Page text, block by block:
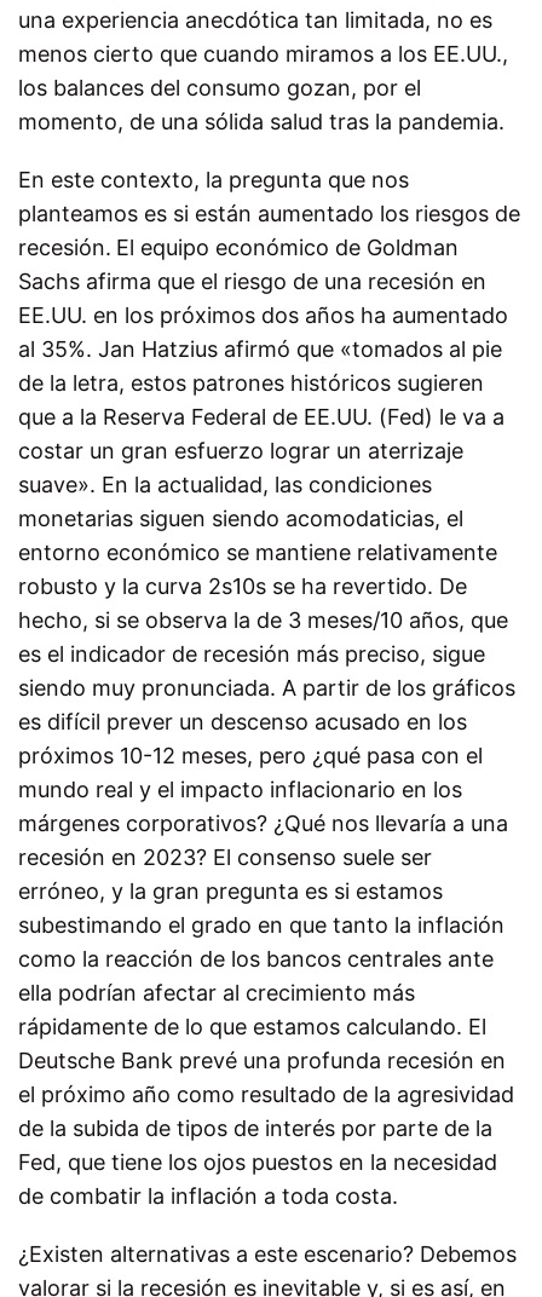
una experiencia anecdótica tan limitada, no es
menos cierto que cuando miramos a los EE.UU.,
los balances del consumo gozan, por el
momento, de una sólida salud tras la pandemia.
En este contexto, la pregunta que nos
planteamos es si están aumentado los riesgos de
recesión. El equipo económico de Goldman
Sachs afirma que el riesgo de una recesión en
EE.UU. en los próximos dos años ha aumentado
al 35%. Jan Hatzius afirmó que «tomados al pie
de la letra, estos patrones históricos sugieren
que a la Reserva Federal de EE.UU. (Fed) le va a
costar un gran esfuerzo lograr un aterrizaje
suave». En la actualidad, las condiciones
monetarias siguen siendo acomodaticias, el
entorno económico se mantiene relativamente
robusto y la curva 2s10s se ha revertido. De
hecho, si se observa la de 3 meses/10 años, que
es el indicador de recesión más preciso, sigue
siendo muy pronunciada. A partir de los gráficos
es difícil prever un descenso acusado en los
próximos 10-12 meses, pero ¿qué pasa con el
mundo real y el impacto inflacionario en los
márgenes corporativos? ¿Qué nos llevaría a una
recesión en 2023? El consenso suele ser
erróneo, y la gran pregunta es si estamos
subestimando el grado en que tanto la inflación
como la reacción de los bancos centrales ante
ella podrían afectar al crecimiento más
rápidamente de lo que estamos calculando. El
Deutsche Bank prevé una profunda recesión en
el próximo año como resultado de la agresividad
de la subida de tipos de interés por parte de la
Fed, que tiene los ojos puestos en la necesidad
de combatir la inflación a toda costa.
¿Existen alternativas a este escenario? Debemos
valorar si la recesión es inevitable y, si es así, en